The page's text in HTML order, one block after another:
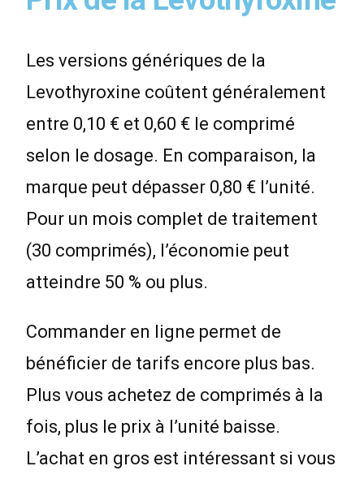
Les versions génériques de la
Levothyroxine coûtent généralement
entre 0,10 € et 0,60 € le comprimé
selon le dosage. En comparaison, la
marque peut dépasser 0,80 € l’unité.
Pour un mois complet de traitement
(30 comprimés), l’économie peut
atteindre 50 % ou plus.
Commander en ligne permet de
bénéficier de tarifs encore plus bas.
Plus vous achetez de comprimés à la
fois, plus le prix à l’unité baisse.
L’achat en gros est intéressant si vous